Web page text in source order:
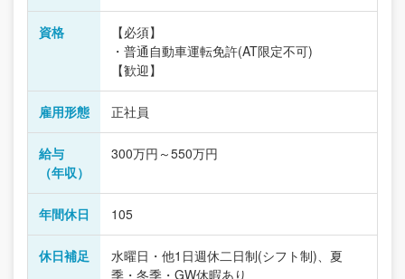
資格
【必須】
・普通自動車運転免許(AT限定不可)
【歓迎】
雇用形態 正社員
給与
（年収）
300万円～550万円
年間休日 105
休日補足
水曜日・他1日週休二日制(シフト制)、夏
季・冬季・GW休暇あり